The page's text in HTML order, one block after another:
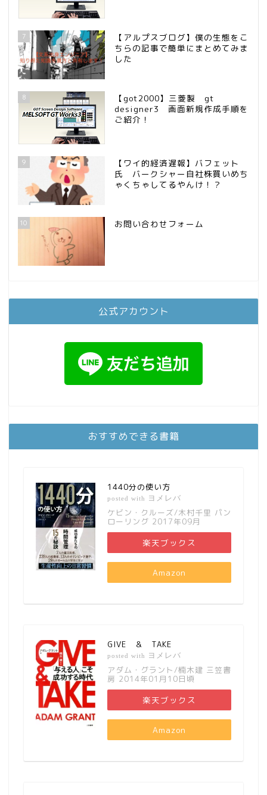
7
【アルプスブログ】僕の生態をこ
ちらの記事で簡単にまとめてみま
した
8
【got2000】三菱製 gt
designer3 画面新規作成手順を
ご紹介！
9
【ワイ的経済遅報】バフェット
氏 バークシャー自社株買いめち
ゃくちゃしてるやんけ！？
10 お問い合わせフォーム
公式アカウント
おすすめできる書籍
1440分の使い方
posted with ヨメレバ
ケビン・クルーズ/木村千里 パン
ローリング 2017年09月
楽天ブックス
Amazon
GIVE ＆ TAKE
posted with ヨメレバ
アダム・グラント/楠木建 三笠書
房 2014年01月10日頃
楽天ブックス
Amazon